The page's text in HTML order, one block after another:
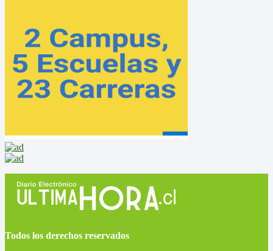
Todos los derechos reservados